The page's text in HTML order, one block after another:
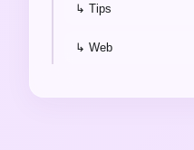
↳ Tips
↳ Web